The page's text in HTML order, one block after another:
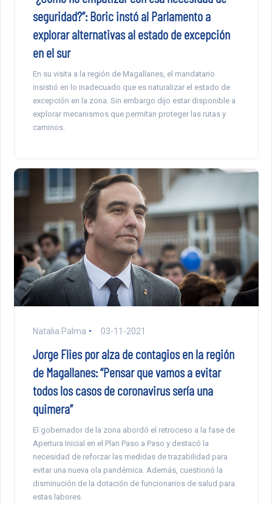
seguridad?”: Boric instó al Parlamento a
explorar alternativas al estado de excepción
en el sur
En su visita a la región de Magallanes, el mandatario
insistió en lo inadecuado que es naturalizar el estado de
excepción en la zona. Sin embargo dijo estar disponible a
explorar mecanismos que permitan proteger las rutas y
caminos.
Natalia Palma 03-11-2021
Jorge Flies por alza de contagios en la región
de Magallanes: “Pensar que vamos a evitar
todos los casos de coronavirus sería una
quimera”
El gobernador de la zona abordó el retroceso a la fase de
Apertura Inicial en el Plan Paso a Paso y destacó la
necesidad de reforzar las medidas de trazabilidad para
evitar una nueva ola pandémica. Además, cuestionó la
disminución de la dotación de funcionarios de salud para
estas labores.